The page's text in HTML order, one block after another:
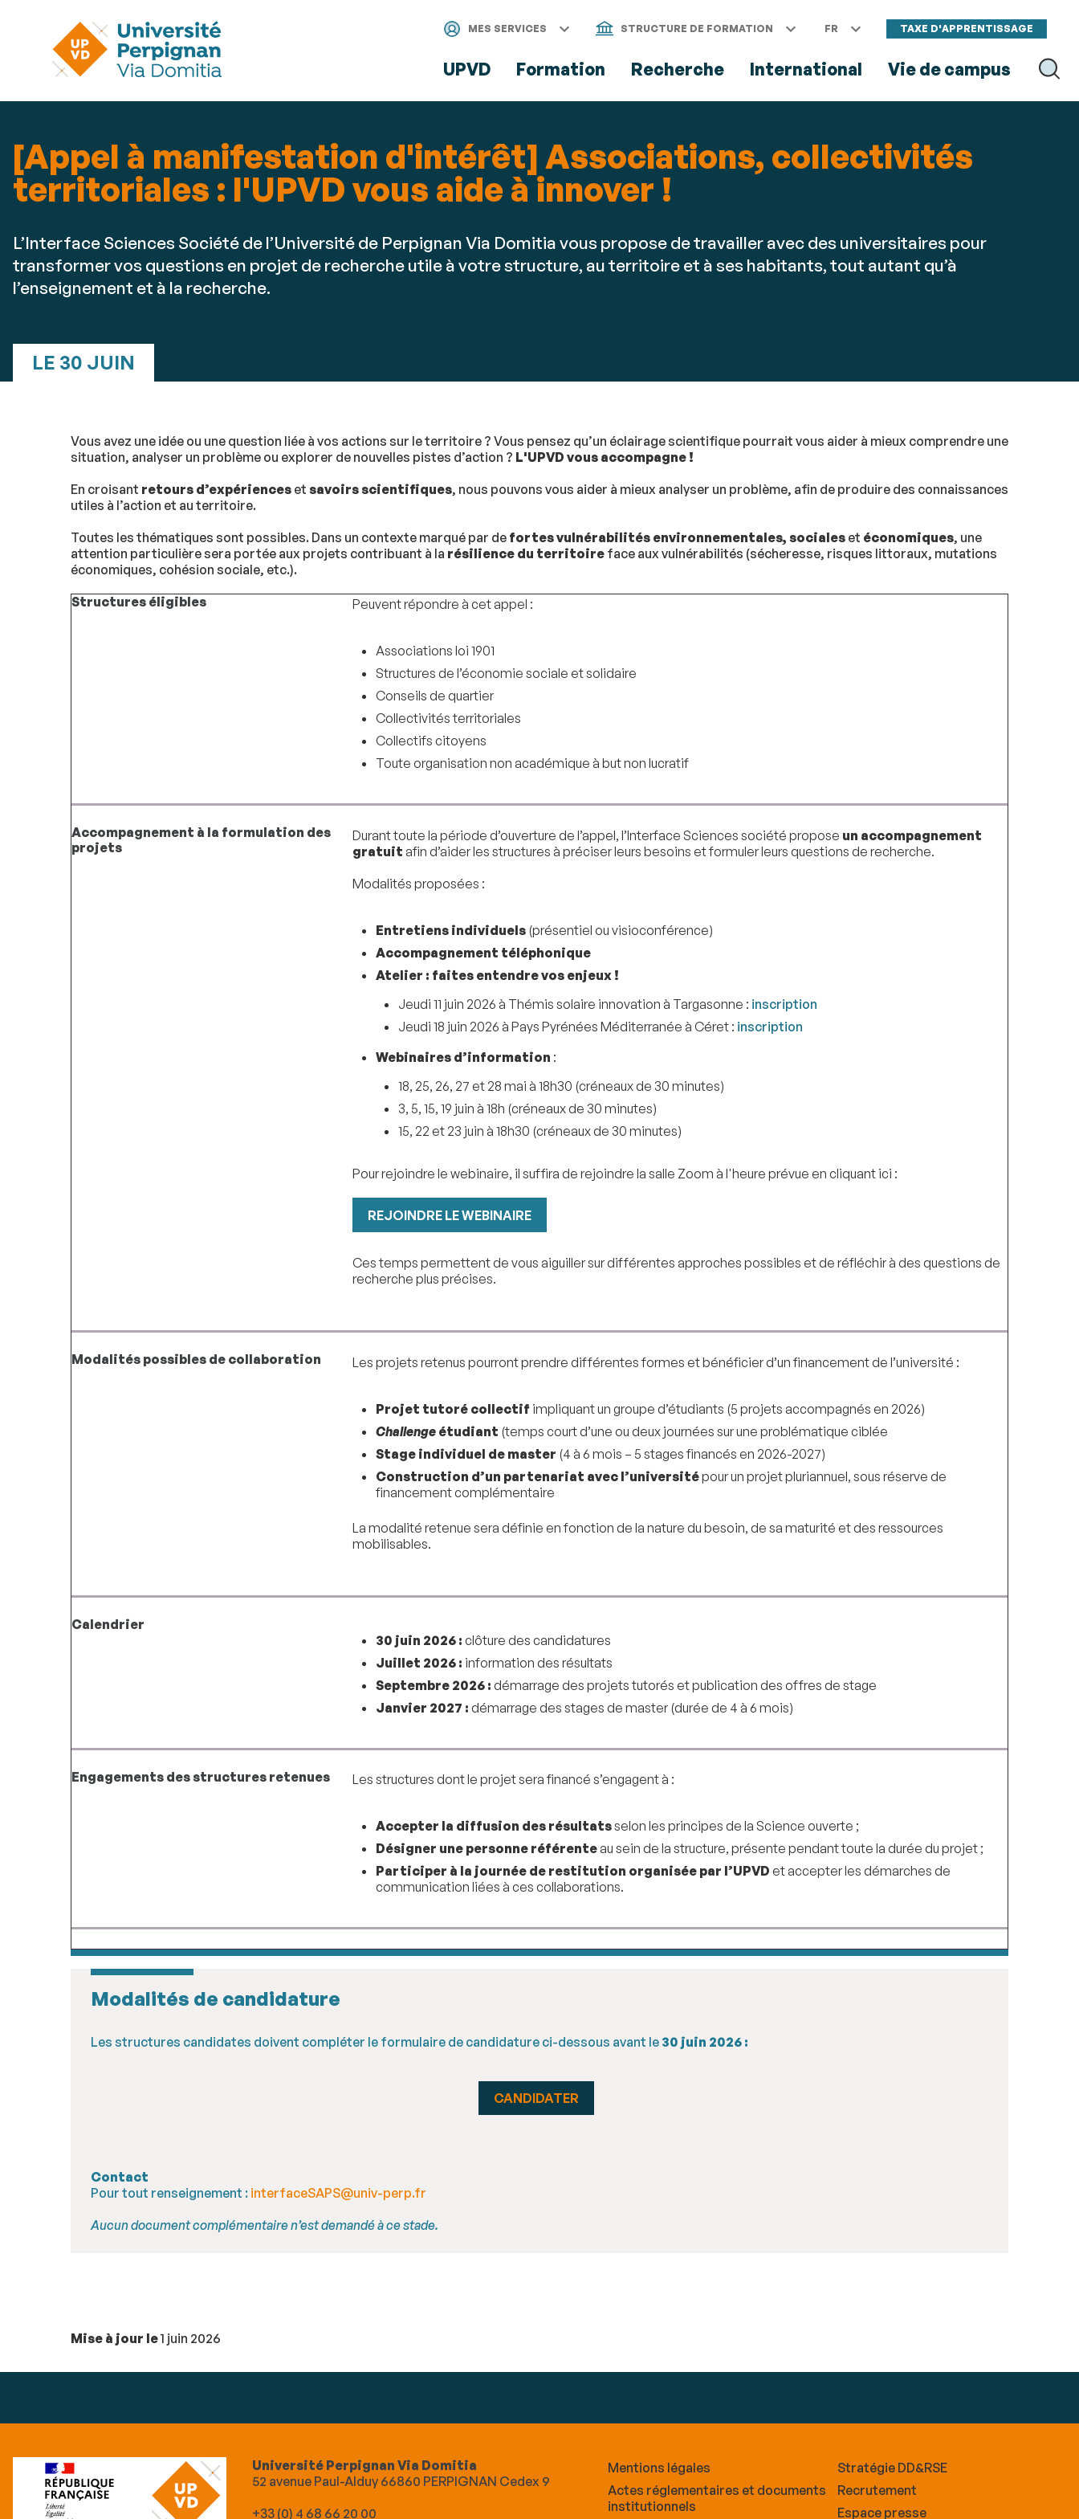
au
directs
MES SERVICES STRUCTURE DE FORMATION FR TAXE D'APPRENTISSAGE
UPVD Formation Recherche International Vie de campus
[Appel à manifestation d'intérêt] Associations, collectivités
territoriales : l'UPVD vous aide à innover !
L’Interface Sciences Société de l’Université de Perpignan Via Domitia vous propose de travailler avec des universitaires pour
transformer vos questions en projet de recherche utile à votre structure, au territoire et à ses habitants, tout autant qu’à
l’enseignement et à la recherche.
LE 30 JUIN
Vous avez une idée ou une question liée à vos actions sur le territoire ? Vous pensez qu’un éclairage scientifique pourrait vous aider à mieux comprendre une
situation, analyser un problème ou explorer de nouvelles pistes d’action ? L'UPVD vous accompagne !
En croisant retours d’expériences et savoirs scientifiques, nous pouvons vous aider à mieux analyser un problème, afin de produire des connaissances
utiles à l’action et au territoire.
Toutes les thématiques sont possibles. Dans un contexte marqué par de fortes vulnérabilités environnementales, sociales et économiques, une
attention particulière sera portée aux projets contribuant à la résilience du territoire face aux vulnérabilités (sécheresse, risques littoraux, mutations
économiques, cohésion sociale, etc.).
Structures éligibles
Peuvent répondre à cet appel :
Associations loi 1901
Structures de l’économie sociale et solidaire
Conseils de quartier
Collectivités territoriales
Collectifs citoyens
Toute organisation non académique à but non lucratif
Accompagnement à la formulation des
projets
Durant toute la période d’ouverture de l’appel, l’Interface Sciences société propose un accompagnement
gratuit afin d’aider les structures à préciser leurs besoins et formuler leurs questions de recherche.
Modalités proposées :
Entretiens individuels(présentiel ou visioconférence)
Accompagnement téléphonique
Atelier : faites entendre vos enjeux !
Jeudi 11 juin 2026 à Thémis solaire innovation à Targasonne : inscription
Jeudi 18 juin 2026 à Pays Pyrénées Méditerranée à Céret : inscription
Webinaires d’information :
18, 25, 26, 27 et 28 mai à 18h30 (créneaux de 30 minutes)
3, 5, 15, 19 juin à 18h (créneaux de 30 minutes)
15, 22 et 23 juin à 18h30 (créneaux de 30 minutes)
Pour rejoindre le webinaire, il suffira de rejoindre la salle Zoom à l'heure prévue en cliquant ici :
REJOINDRE LE WEBINAIRE
Ces temps permettent de vous aiguiller sur différentes approches possibles et de réfléchir à des questions de
recherche plus précises.
Modalités possibles de collaboration Les projets retenus pourront prendre différentes formes et bénéficier d’un financement de l’université :
Projet tutoré collectifimpliquant un groupe d’étudiants (5 projets accompagnés en 2026)
Challengeétudiant (temps court d’une ou deux journées sur une problématique ciblée
Stage individuel de master (4 à 6 mois – 5 stages financés en 2026-2027)
Construction d’un partenariat avec l’universitépour un projet pluriannuel, sous réserve de
financement complémentaire
La modalité retenue sera définie en fonction de la nature du besoin, de sa maturité et des ressources
mobilisables.
Calendrier
30 juin 2026 : clôture des candidatures
Juillet 2026 : information des résultats
Septembre 2026 : démarrage des projets tutorés et publication des offres de stage
Janvier 2027 : démarrage des stages de master (durée de 4 à 6 mois)
Engagements des structures retenues Les structures dont le projet sera financé s’engagent à :
Accepter la diffusion des résultatsselon les principes de la Science ouverte ;
Désigner une personne référenteau sein de la structure, présente pendant toute la durée du projet ;
Participer à la journée de restitution organisée par l’UPVD et accepter les démarches de
communication liées à ces collaborations.
Modalités de candidature
Les structures candidates doivent compléter le formulaire de candidature ci-dessous avant le 30 juin 2026 :
CANDIDATER
Contact
Pour tout renseignement : interfaceSAPS@univ-perp.fr
Aucun document complémentaire n’est demandé à ce stade.
Mise à jour le1 juin 2026
Université Perpignan Via Domitia
52 avenue Paul-Alduy 66860 PERPIGNAN Cedex 9
+33 (0) 4 68 66 20 00
Mentions légales
Actes réglementaires et documents
institutionnels
Stratégie DD&RSE
Recrutement
Espace presse